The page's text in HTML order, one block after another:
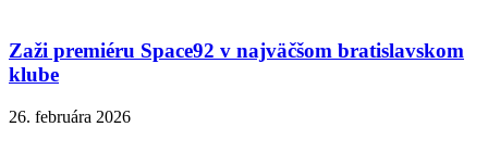
Zaži premiéru Space92 v najväčšom bratislavskom
klube
26. februára 2026